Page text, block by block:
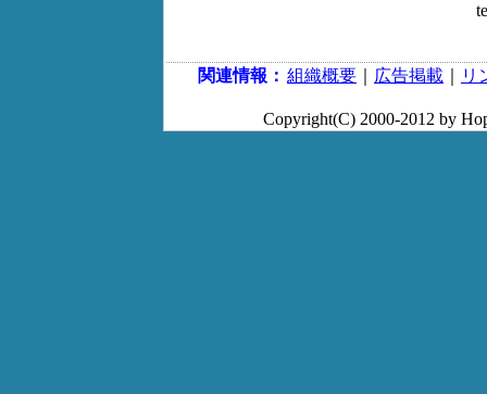
関連情報： 組織概要 広告掲載 リ
Copyright(C) 2000-2012 by